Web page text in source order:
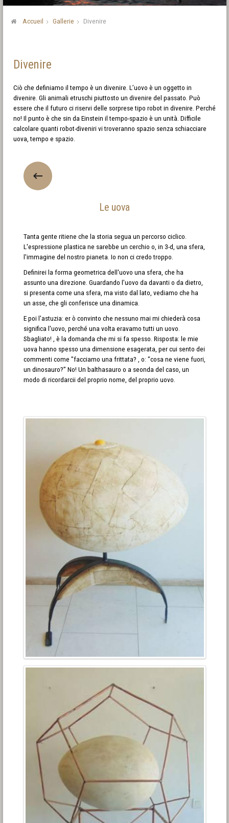
Accueil Gallerie Divenire
Divenire
Ciò che definiamo il tempo è un divenire. L’uovo è un oggetto in
divenire. Gli animali etruschi piuttosto un divenire del passato. Può
essere che il futuro ci riservi delle sorprese tipo robot in divenire. Perché
no! Il punto è che sin da Einstein il tempo-spazio è un unità. Difficile
calcolare quanti robot-diveniri vi troveranno spazio senza schiacciare
uova, tempo e spazio.
Le uova
Tanta gente ritiene che la storia segua un percorso ciclico.
L'espressione plastica ne sarebbe un cerchio o, in 3-d, una sfera,
l'immagine del nostro pianeta. Io non ci credo troppo.
Definirei la forma geometrica dell'uovo una sfera, che ha
assunto una direzione. Guardando l’uovo da davanti o da dietro,
si presenta come una sfera, ma visto dal lato, vediamo che ha
un asse, che gli conferisce una dinamica.
E poi l'astuzia: er ò convinto che nessuno mai mi chiederà cosa
significa l'uovo, perché una volta eravamo tutti un uovo.
Sbagliato! , è la domanda che mi si fa spesso. Risposta: le mie
uova hanno spesso una dimensione esagerata, per cui sento dei
commenti come "facciamo una frittata? , o: "cosa ne viene fuori,
un dinosauro?” No! Un balthasauro o a seonda del caso, un
modo di ricordarcii del proprio nome, del proprio uovo.